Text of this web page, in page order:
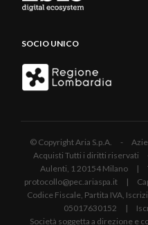
SOCIO UNICO
© Copyright Aria S.p.A. -
Acquisti Tutti i diritti riservati
Aulenti, 1 20154 Milano |
protocollo@pec.ariaspa.it |
Codice Fiscale, Partita IVA,
05017630152 |
Società soggetta a direzione e